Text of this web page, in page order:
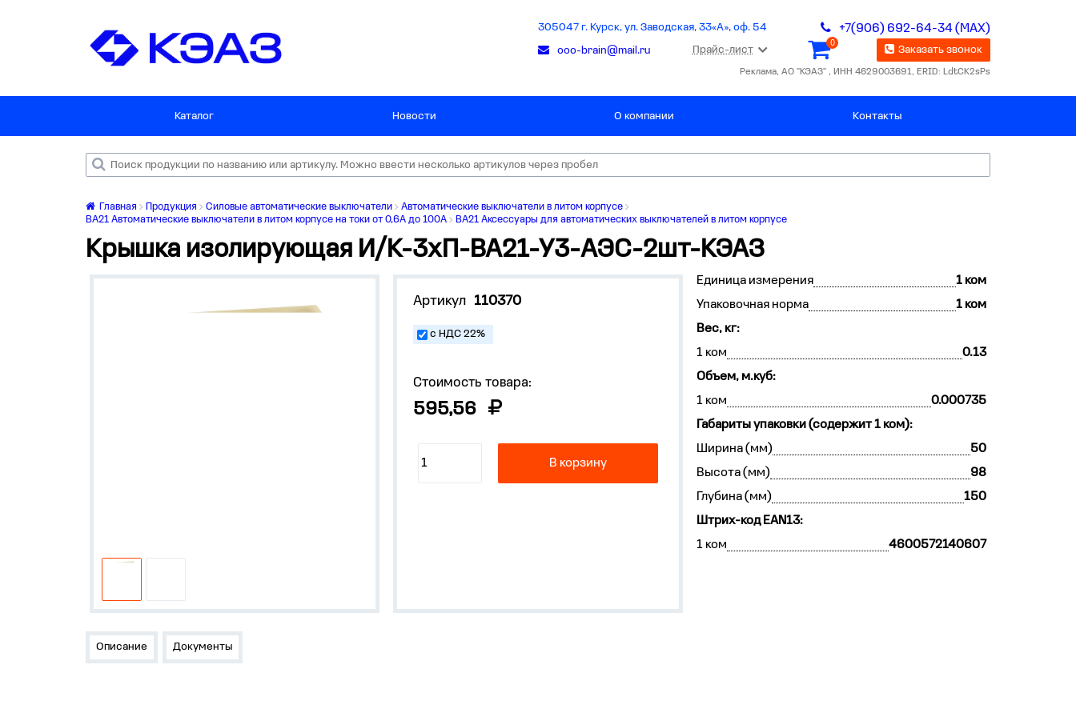
305047 г. Курск, ул. Заводская, 33«А», оф. 54 +7(906) 692-64-34 (MAX)
ooo-brain@mail.ru Прайс-лист
0
Заказать звонок
Реклама, АО "КЭАЗ" , ИНН 4629003691, ERID: LdtCK2sPs
Каталог Новости О компании Контакты
Главная Продукция Силовые автоматические выключатели
Автоматические выключатели в литом корпусе
ВА21 Автоматические выключатели в литом корпусе на токи от 0,6А до 100А
ВА21 Аксессуары для автоматических выключателей в литом корпусе
Крышка изолирующая И/К-3хП-ВА21-У3-АЭС-2шт-КЭАЗ
Артикул 110370
с НДС 22%
Стоимость товара:
595,56
В корзину
Единица измерения
1 ком
Упаковочная норма
1 ком
Вес, кг:
1 ком
0.13
Объем, м.куб:
1 ком
0.000735
Габариты упаковки (содержит 1 ком):
Ширина (мм)
50
Высота (мм)
98
Глубина (мм)
150
Штрих-код EAN13:
1 ком
4600572140607
Описание Документы